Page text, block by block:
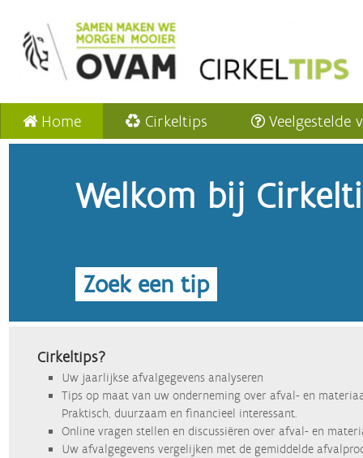
Home Cirkeltips Veelgestelde
Welkom bij
Zoek een tip
Cirkeltips?
Uw jaarlijkse afvalgegevens analyseren
Tips op maat van uw onderneming over afval- en
Praktisch, duurzaam en financieel interessant.
Online vragen stellen en discussiëren over afval- en
Uw afvalgegevens vergelijken met de gemiddelde